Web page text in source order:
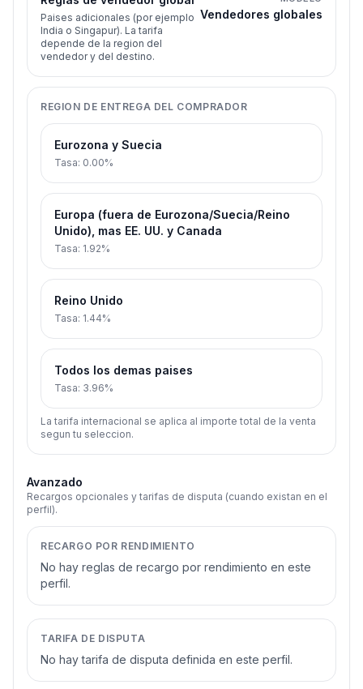
Paises adicionales (por ejemplo
India o Singapur). La tarifa
depende de la region del
vendedor y del destino.
Vendedores globales
REGION DE ENTREGA DEL COMPRADOR
Eurozona y Suecia
Tasa: 0.00%
Europa (fuera de Eurozona/Suecia/Reino
Unido), mas EE. UU. y Canada
Tasa: 1.92%
Reino Unido
Tasa: 1.44%
Todos los demas paises
Tasa: 3.96%
La tarifa internacional se aplica al importe total de la venta
segun tu seleccion.
Avanzado
Recargos opcionales y tarifas de disputa (cuando existan en el
perfil).
RECARGO POR RENDIMIENTO
No hay reglas de recargo por rendimiento en este
perfil.
TARIFA DE DISPUTA
No hay tarifa de disputa definida en este perfil.